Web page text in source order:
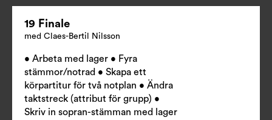
19 Finale
med Claes-Bertil Nilsson
• Arbeta med lager • Fyra
stämmor/notrad • Skapa ett
körpartitur för två notplan • Ändra
taktstreck (attribut för grupp) •
Skriv in sopran-stämman med lager